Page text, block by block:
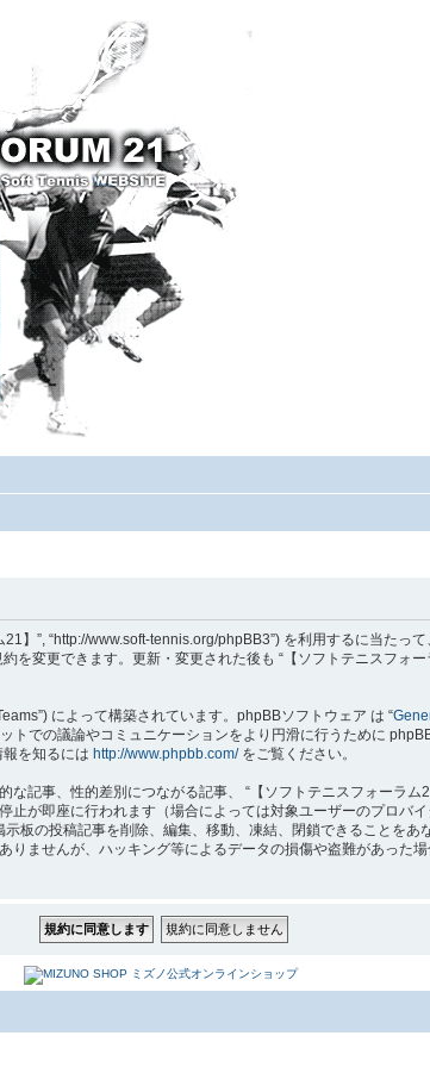
21】”, “http://www.soft-tennis.org/phpBB3”) を利用するに当た
を変更できます。更新・変更された後も “【ソフトテニスフォ
によって構築されています。phpBBソフトウェア は “
トでの議論やコミュニケーションをより円滑に行うために
を知るには http://www.phpbb.com/をご覧ください。
記事、性的差別につながる記事、 “【ソフトテニスフォーラ
が即座に行われます（場合によっては対象ユーザーのプロバ
板の投稿記事を削除、編集、移動、凍結、閉鎖できることを
ませんが、ハッキング等によるデータの損傷や盗難があった